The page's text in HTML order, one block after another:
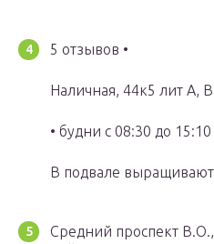
5 отзывов •
Наличная, 44к5 лит А,
• будни с 08:30 до 15:10
В подвале
Средний проспект